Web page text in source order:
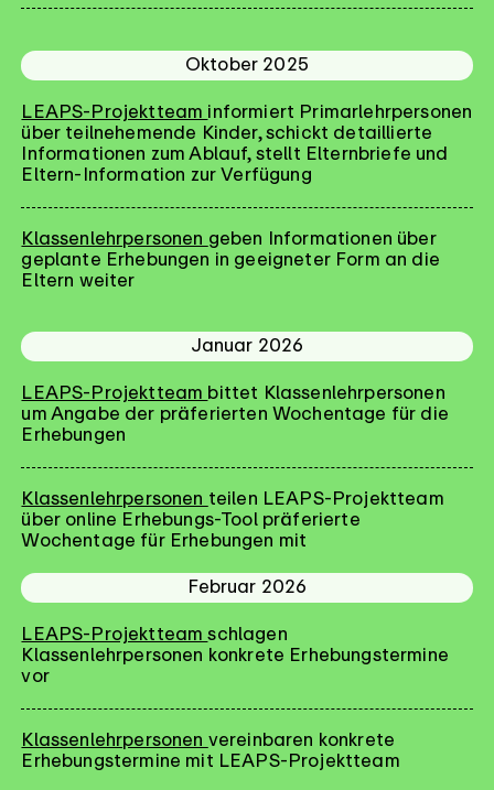
Oktober 2025
LEAPS-Projektteam informiert Primarlehrpersonen
über teilnehemende Kinder, schickt detaillierte
Informationen zum Ablauf, stellt Elternbriefe und
Eltern-Information zur Verfügung
Klassenlehrpersonen geben Informationen über
geplante Erhebungen in geeigneter Form an die
Eltern weiter
Januar 2026
LEAPS-Projektteam bittet Klassenlehrpersonen
um Angabe der präferierten Wochentage für die
Erhebungen
Klassenlehrpersonen teilen LEAPS-Projektteam
über online Erhebungs-Tool präferierte
Wochentage für Erhebungen mit
Februar 2026
LEAPS-Projektteamschlagen
Klassenlehrpersonen konkrete Erhebungstermine
vor
Klassenlehrpersonen vereinbaren konkrete
Erhebungstermine mit LEAPS-Projektteam